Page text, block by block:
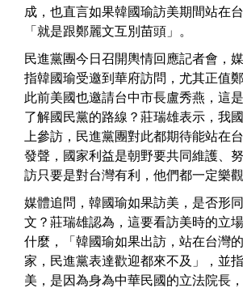
成，也直言如果韓國瑜訪美期間站在
「就是跟鄭麗文互別苗頭」。
民進黨團今日召開輿情回應記者會，
指韓國瑜受邀到華府訪問，尤其正值
此前美國也邀請台中市長盧秀燕，這
了解國民黨的路線？莊瑞雄表示，我
上參訪，民進黨團對此都期待能站在
發聲，國家利益是朝野要共同維護、
訪只要是對台灣有利，他們都一定樂觀
媒體追問，韓國瑜如果訪美，是否形
文？莊瑞雄認為，這要看訪美時的立
什麼，「韓國瑜如果出訪，站在台灣
家，民進黨表達歡迎都來不及」，並
美，是因為身為中華民國的立法院長